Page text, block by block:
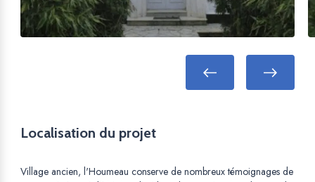
Localisation du projet
Village ancien, l'Houmeau conserve de nombreux témoignages de